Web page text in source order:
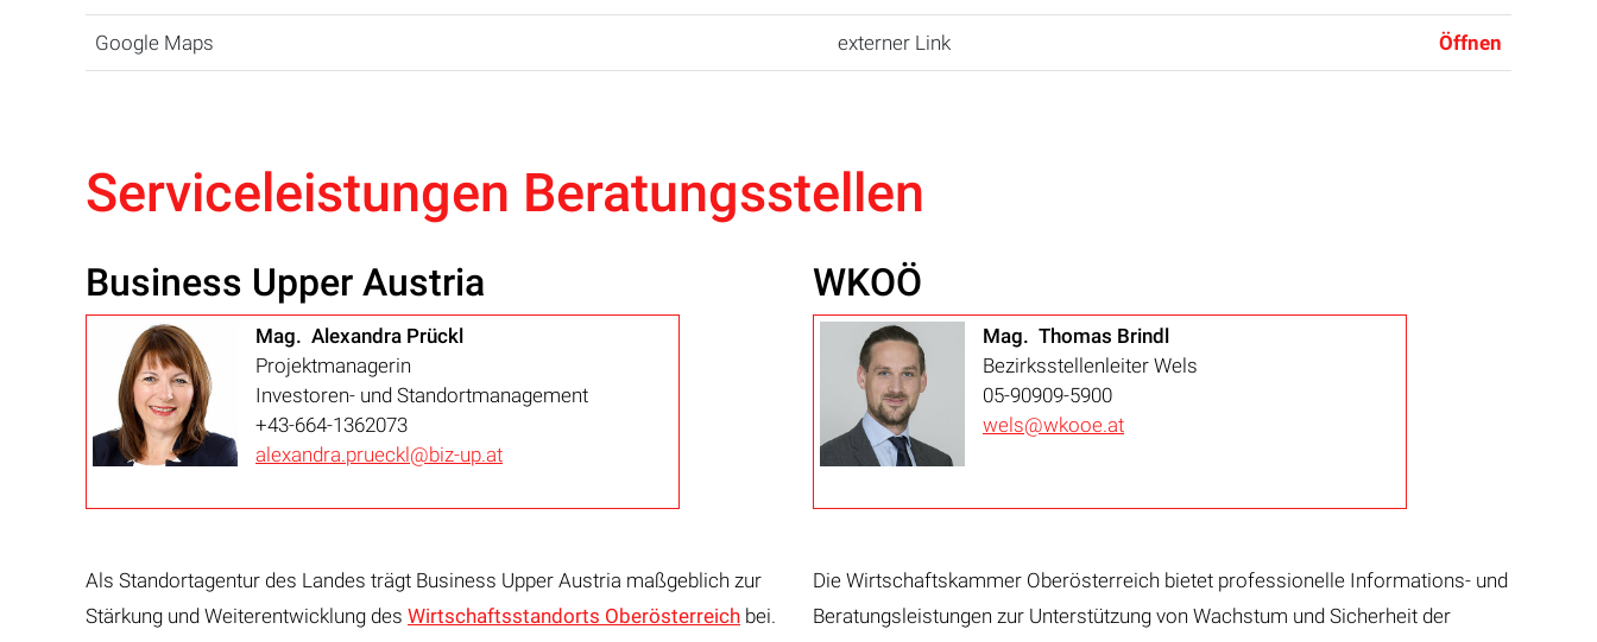
Google Maps externer Link Öffnen
Serviceleistungen Beratungsstellen
Business Upper Austria
Mag. Alexandra Prückl
Projektmanagerin
Investoren- und Standortmanagement
+43-664-1362073
alexandra.prueckl@biz-up.at
WKOÖ
Mag. Thomas Brindl
Bezirksstellenleiter Wels
05-90909-5900
wels@wkooe.at
Als Standortagentur des Landes trägt Business Upper Austria maßgeblich zur
Stärkung und Weiterentwicklung des Wirtschaftsstandorts Oberösterreich bei.
Die Wirtschaftskammer Oberösterreich bietet professionelle Informations- und
Beratungsleistungen zur Unterstützung von Wachstum und Sicherheit der